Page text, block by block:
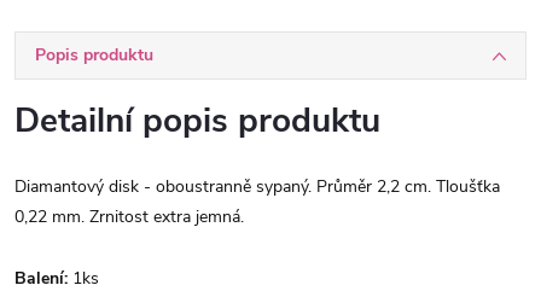
Popis produktu
Detailní popis produktu
Diamantový disk - oboustranně sypaný. Průměr 2,2 cm. Tloušťka
0,22 mm. Zrnitost extra jemná.
Balení: 1ks